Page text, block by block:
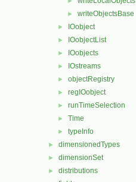
► writeObjectsBase
► IOobject
► IOobjectList
► IOobjects
► IOstreams
► objectRegistry
► regIOobject
► runTimeSelection
► Time
► typeInfo
► dimensionedTypes
► dimensionSet
► distributions